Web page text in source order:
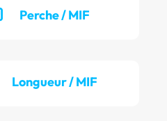
Perche / MIF
Longueur / MIF